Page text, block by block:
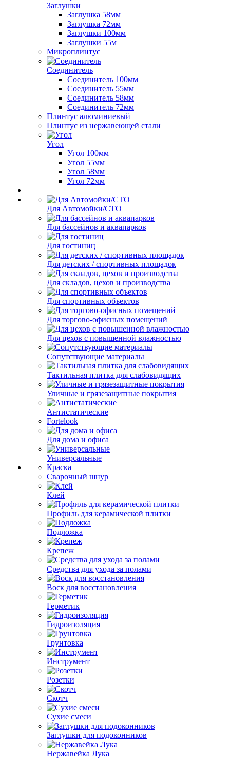
Заглушки
Заглушка 58мм
Заглушка 72мм
Заглушки 100мм
Заглушки 55м
Микроплинтус
Соединитель
Соединитель 100мм
Соединитель 55мм
Соединитель 58мм
Соединитель 72мм
Плинтус алюминиевый
Плинтус из нержавеющей стали
Угол
Угол 100мм
Угол 55мм
Угол 58мм
Угол 72мм
Для Автомойки/СТО
Для бассейнов и аквапарков
Для гостиниц
Для детских / спортивных площадок
Для складов, цехов и производства
Для спортивных объектов
Для торгово-офисных помещений
Для цехов с повышенной влажностью
Сопутствующие материалы
Тактильная плитка для слабовидящих
Уличные и грязезащитные покрытия
Антистатические
Fortelook
Для дома и офиса
Универсальные
Краска
Сварочный шнур
Клей
Профиль для керамической плитки
Подложка
Крепеж
Средства для ухода за полами
Воск для восстановления
Герметик
Гидроизоляция
Грунтовка
Инструмент
Розетки
Скотч
Сухие смеси
Заглушки для подоконников
Нержавейка Лука